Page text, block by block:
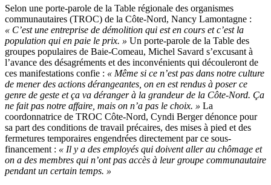
Selon une porte-parole de la Table régionale des organismes
communautaires (TROC) de la Côte-Nord, Nancy Lamontagne :
« C’est une entreprise de démolition qui est en cours et c’est la
population qui en paie le prix. » Un porte-parole de la Table des
groupes populaires de Baie-Comeau, Michel Savard s’excusant à
l’avance des désagréments et des inconvénients qui découleront de
ces manifestations confie : « Même si ce n’est pas dans notre culture
de mener des actions dérangeantes, on en est rendus à poser ce
genre de geste et ça va déranger à la grandeur de la Côte-Nord. Ça
ne fait pas notre affaire, mais on n’a pas le choix. » La
coordonnatrice de TROC Côte-Nord, Cyndi Berger dénonce pour
sa part des conditions de travail précaires, des mises à pied et des
fermetures temporaires engendrées directement par ce sous-
financement : « Il y a des employés qui doivent aller au chômage et
on a des membres qui n’ont pas accès à leur groupe communautaire
pendant un certain temps. »